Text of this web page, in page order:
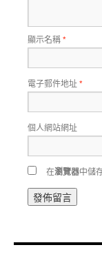
顯示名稱*
電子郵件地址*
個人網站網址
在瀏覽器中儲